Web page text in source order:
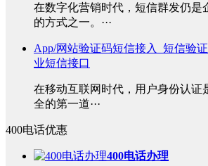
在数字化营销时代，短信群发仍是
的方式之一。···
App/网站验证码短信接入_短信验
业短信接口
在移动互联网时代，用户身份认证
全的第一道···
400电话优惠
400电话办理